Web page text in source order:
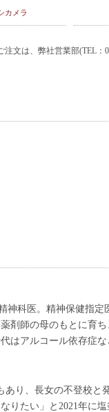
カメラ
文は、弊社営業部(TEL：
神科医。精神保健指定
剤師の母のもとに育
はアルコール依存症
り、長女の不登校と
りたい」と2021年に